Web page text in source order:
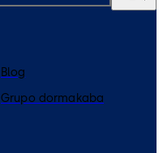
Blog
Grupo dormakaba